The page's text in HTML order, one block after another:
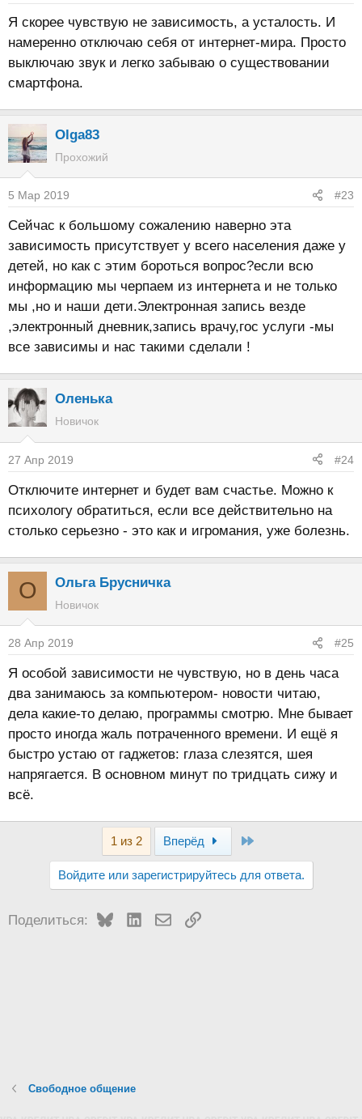
Я скорее чувствую не зависимость, а усталость. И
намеренно отключаю себя от интернет-мира. Просто
выключаю звук и легко забываю о существовании
смартфона.
Olga83
Прохожий
5 Мар 2019 #23
Сейчас к большому сожалению наверно эта
зависимость присутствует у всего населения даже у
детей, но как с этим бороться вопрос?если всю
информацию мы черпаем из интернета и не только
мы ,но и наши дети.Электронная запись везде
,электронный дневник,запись врачу,гос услуги -мы
все зависимы и нас такими сделали !
Оленька
Новичок
27 Апр 2019 #24
Отключите интернет и будет вам счастье. Можно к
психологу обратиться, если все действительно на
столько серьезно - это как и игромания, уже болезнь.
О Ольга Брусничка
Новичок
28 Апр 2019 #25
Я особой зависимости не чувствую, но в день часа
два занимаюсь за компьютером- новости читаю,
дела какие-то делаю, программы смотрю. Мне бывает
просто иногда жаль потраченного времени. И ещё я
быстро устаю от гаджетов: глаза слезятся, шея
напрягается. В основном минут по тридцать сижу и
всё.
1 из 2 Вперёд
Войдите или зарегистрируйтесь для ответа.
Поделиться: BlueskyLinkedInЭлектронная почта
Ссылка
Свободное общение